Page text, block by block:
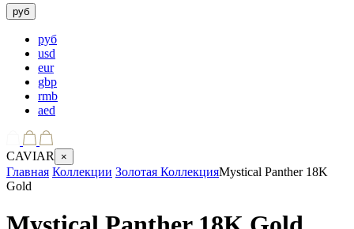
руб
руб
usd
eur
gbp
rmb
aed
CAVIAR ×
Главная Коллекции Золотая КоллекцияMystical Panther 18K
Gold